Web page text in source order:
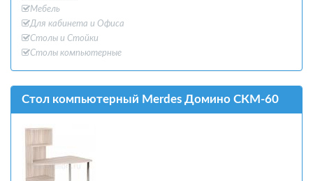
Мебель
Для кабинета и Офиcа
Столы и Стойки
Столы компьютерные
Стол компьютерный Merdes Домино СКМ-60